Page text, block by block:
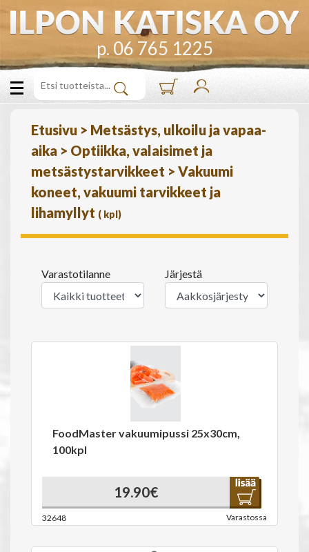
p. 06 765 1225
Etusivu > Metsästys, ulkoilu ja vapaa-
aika > Optiikka, valaisimet ja
metsästystarvikkeet > Vakuumi
koneet, vakuumi tarvikkeet ja
lihamyllyt ( kpl)
Varastotilanne Järjestä
FoodMaster vakuumipussi 25x30cm,
100kpl
19.90€
32648 Varastossa